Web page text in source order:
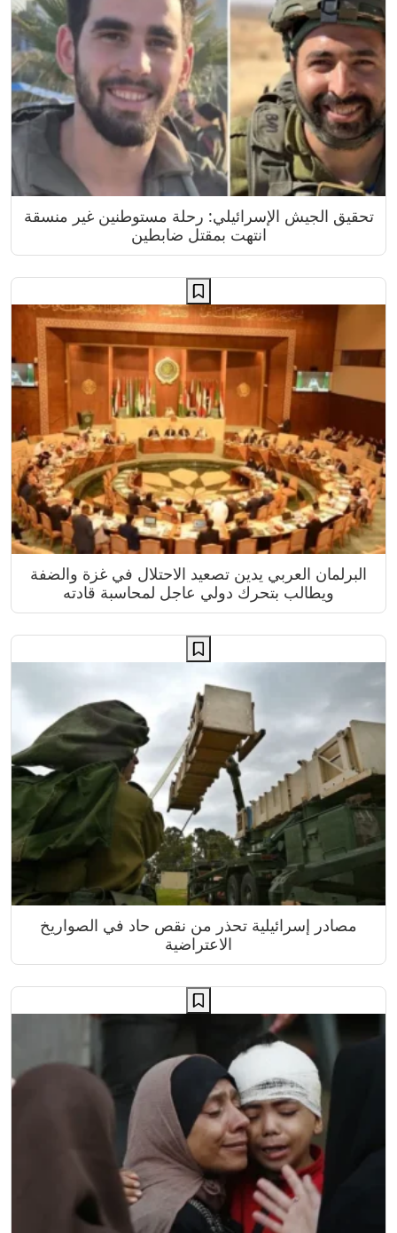
تحقيق الجيش الإسرائيلي: رحلة مستوطنين غير منسقة
انتهت بمقتل ضابطين
البرلمان العربي يدين تصعيد الاحتلال في غزة والضفة
ويطالب بتحرك دولي عاجل لمحاسبة قادته
مصادر إسرائيلية تحذر من نقص حاد في الصواريخ
الاعتراضية